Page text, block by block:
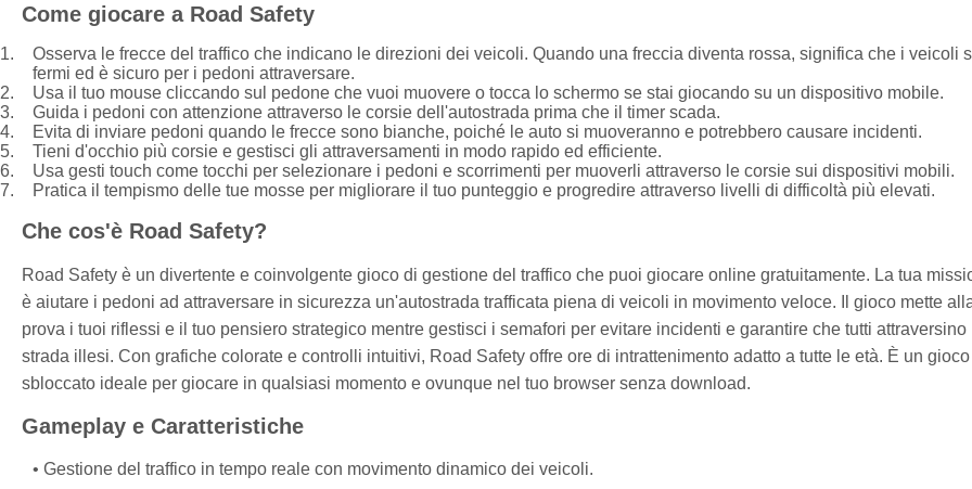
Come giocare a Road Safety
Osserva le frecce del traffico che indicano le direzioni dei veicoli. Quando una freccia diventa rossa, significa che i veicoli
fermi ed è sicuro per i pedoni attraversare.
Usa il tuo mouse cliccando sul pedone che vuoi muovere o tocca lo schermo se stai giocando su un dispositivo mobile.
Guida i pedoni con attenzione attraverso le corsie dell'autostrada prima che il timer scada.
Evita di inviare pedoni quando le frecce sono bianche, poiché le auto si muoveranno e potrebbero causare incidenti.
Tieni d'occhio più corsie e gestisci gli attraversamenti in modo rapido ed efficiente.
Usa gesti touch come tocchi per selezionare i pedoni e scorrimenti per muoverli attraverso le corsie sui dispositivi mobili.
Pratica il tempismo delle tue mosse per migliorare il tuo punteggio e progredire attraverso livelli di difficoltà più elevati.
Che cos'è Road Safety?
Road Safety è un divertente e coinvolgente gioco di gestione del traffico che puoi giocare online gratuitamente. La tua
è aiutare i pedoni ad attraversare in sicurezza un'autostrada trafficata piena di veicoli in movimento veloce. Il gioco mette
prova i tuoi riflessi e il tuo pensiero strategico mentre gestisci i semafori per evitare incidenti e garantire che tutti attraversino
strada illesi. Con grafiche colorate e controlli intuitivi, Road Safety offre ore di intrattenimento adatto a tutte le età. È un gioco
sbloccato ideale per giocare in qualsiasi momento e ovunque nel tuo browser senza download.
Gameplay e Caratteristiche
Gestione del traffico in tempo reale con movimento dinamico dei veicoli.